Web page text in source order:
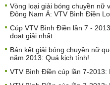
Vòng loại giải bóng chuyền nữ
Đông Nam Á: VTV Bình Điền
Cúp VTV Bình Điền lần 7 -
đoạt giải nhất
Bán kết giải bóng chuyền nữ
năm 2013: Quá kịch tính!
VTV Bình Điền cúp lần 7-2013: